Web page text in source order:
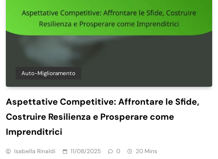
Auto-Miglioramento
Aspettative Competitive: Affrontare le Sfide,
Costruire Resilienza e Prosperare come
Imprenditrici
Isabella Rinaldi 11/08/2025 0 20 Mins